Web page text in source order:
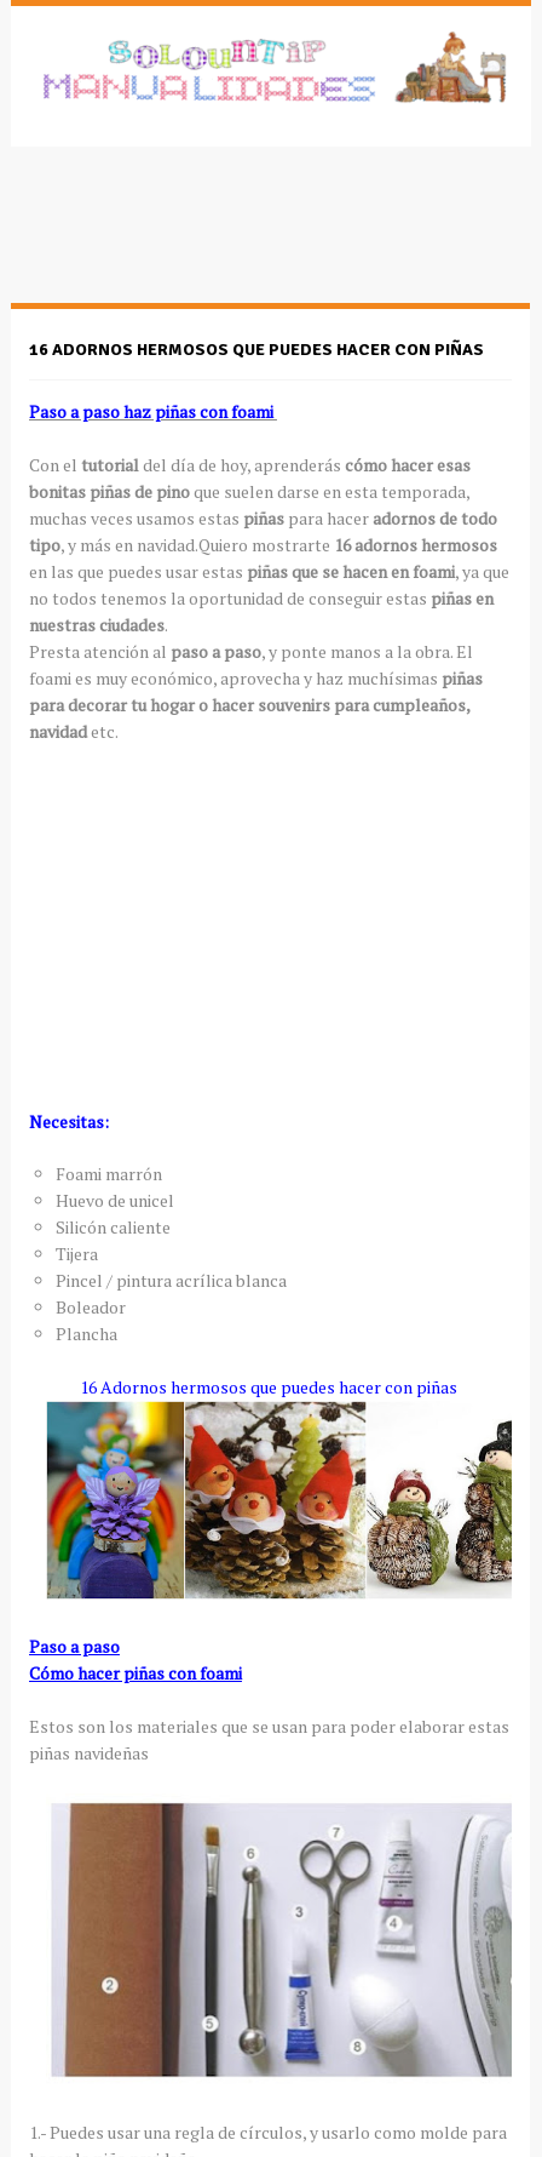
16 ADORNOS HERMOSOS QUE PUEDES HACER CON PIÑAS
Paso a paso haz piñas con foami
Con el tutorialdel día de hoy, aprenderás cómo hacer esas
bonitas piñas de pinoque suelen darse en esta temporada,
muchas veces usamos estas piñaspara hacer adornos de todo
tipo, y más en navidad.Quiero mostrarte 16 adornos hermosos
en las que puedes usar estas piñas que se hacen en foami, ya que
no todos tenemos la oportunidad de conseguir estas piñas en
nuestras ciudades.
Presta atención al paso a paso, y ponte manos a la obra. El
foami es muy económico, aprovecha y haz muchísimas piñas
para decorar tu hogar o hacer souvenirs para cumpleaños,
navidadetc.
Necesitas:
Foami marrón
Huevo de unicel
Silicón caliente
Tijera
Pincel / pintura acrílica blanca
Boleador
Plancha
16 Adornos hermosos que puedes hacer con piñas
Paso a paso
Cómo hacer piñas con foami
Estos son los materiales que se usan para poder elaborar estas
piñas navideñas
1.- Puedes usar una regla de círculos, y usarlo como molde para